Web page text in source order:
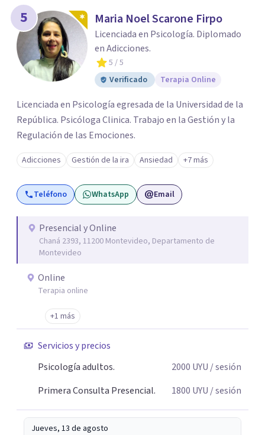
5 Maria Noel Scarone Firpo
Licenciada en Psicología. Diplomado
en Adicciones.
5 / 5
Verificado
Terapia Online
Licenciada en Psicología egresada de la Universidad de la
República. Psicóloga Clinica. Trabajo en la Gestión y la
Regulación de las Emociones.
Adicciones Gestión de la ira Ansiedad +7 más
Teléfono WhatsApp Email
Presencial y Online
Chaná 2393, 11200 Montevideo, Departamento de
Montevideo
Online
Terapia online
+1 más
Servicios y precios
Psicología adultos.
2000 UYU / sesión
Primera Consulta Presencial.
1800 UYU / sesión
Jueves, 13 de agosto